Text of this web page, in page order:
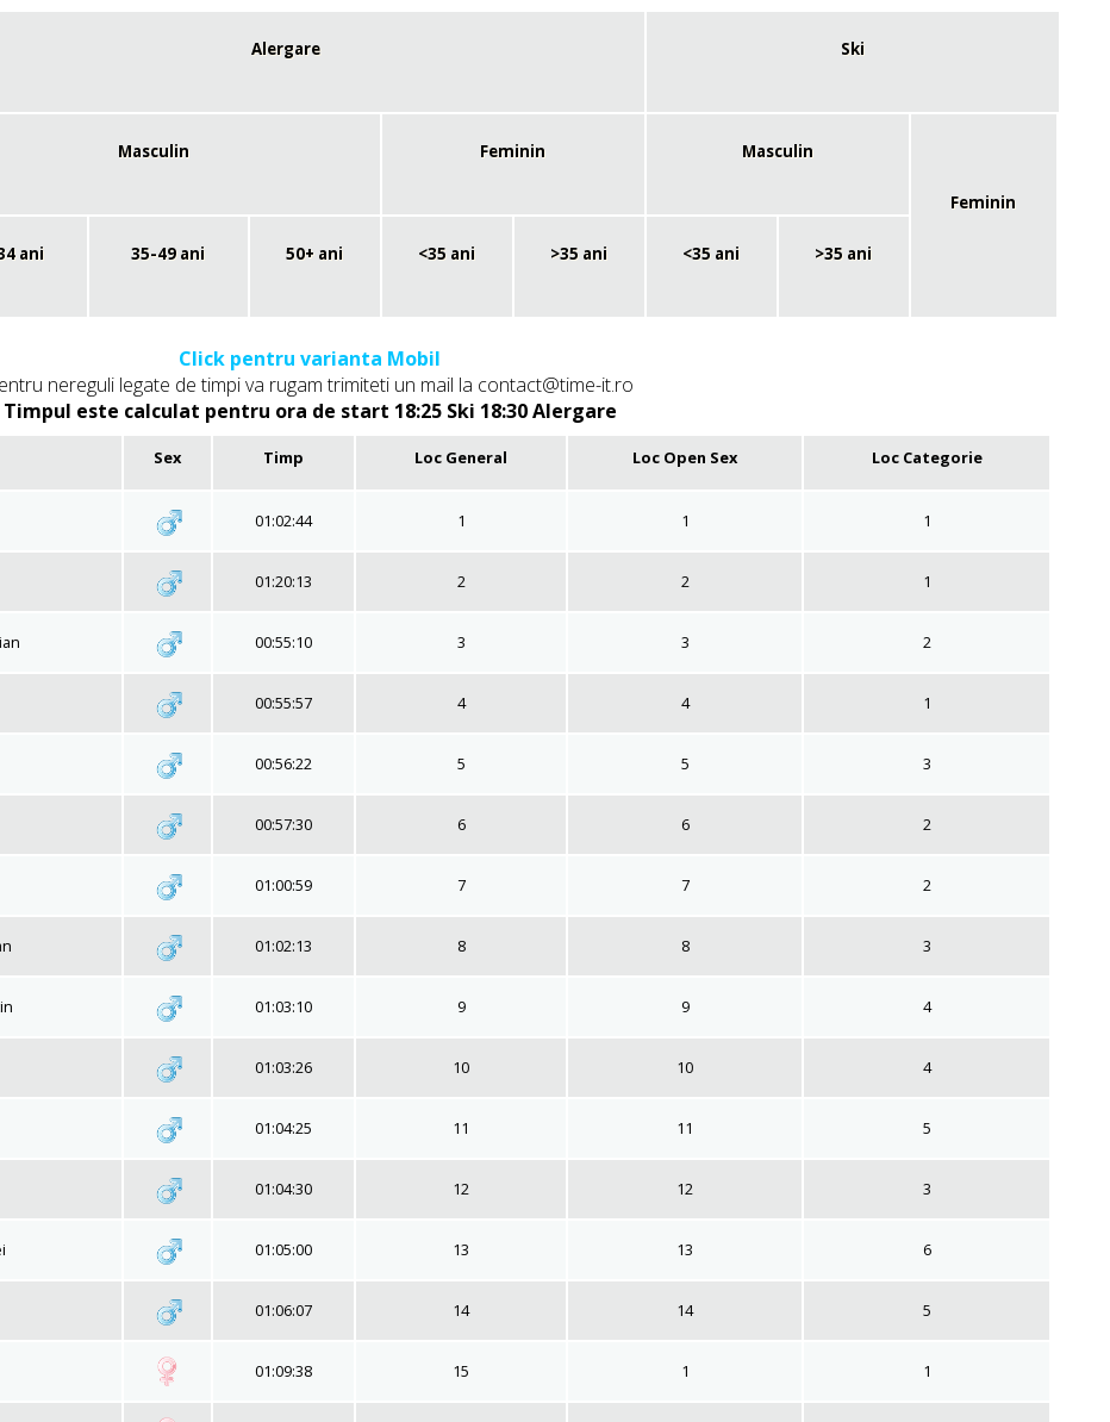
Alergare Ski
Masculin Feminin Masculin
Feminin
ani 35-49 ani 50+ ani <35 ani >35 ani <35 ani >35 ani
Click pentru varianta Mobil
nereguli legate de timpi va rugam trimiteti un mail la contact@time-it.ro
Timpul este calculat pentru ora de start 18:25 Ski 18:30 Alergare